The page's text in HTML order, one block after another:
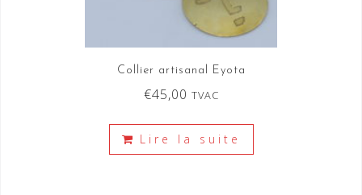
Collier artisanal Eyota
€45,00 TVAC
Lire la suite